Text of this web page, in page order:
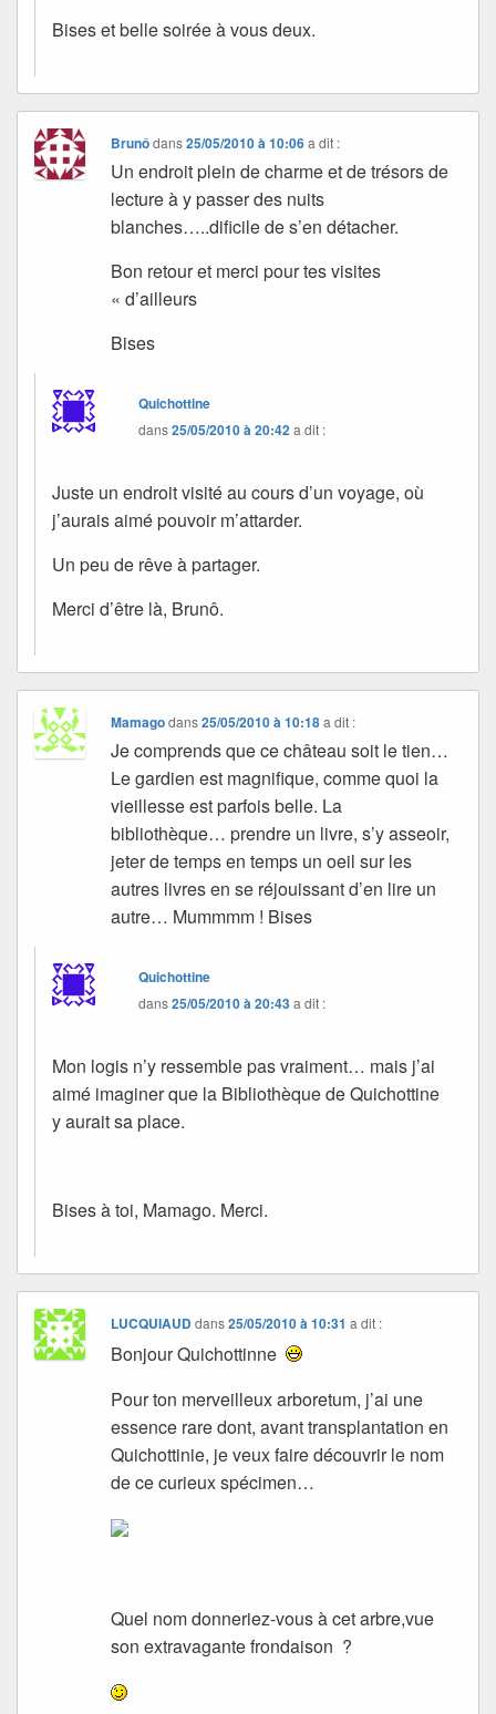
Bises et belle soirée à vous deux.
Brunôdans25/05/2010 à 10:06 a dit :
Un endroit plein de charme et de trésors de
lecture à y passer des nuits
blanches…..dificile de s’en détacher.
Bon retour et merci pour tes visites
« d’ailleurs
Bises
Quichottine
dans25/05/2010 à 20:42a dit :
Juste un endroit visité au cours d’un voyage, où
j’aurais aimé pouvoir m’attarder.
Un peu de rêve à partager.
Merci d’être là, Brunô.
Mamagodans25/05/2010 à 10:18 a dit :
Je comprends que ce château soit le tien…
Le gardien est magnifique, comme quoi la
vieillesse est parfois belle. La
bibliothèque… prendre un livre, s’y asseoir,
jeter de temps en temps un oeil sur les
autres livres en se réjouissant d’en lire un
autre… Mummmm ! Bises
Quichottine
dans25/05/2010 à 20:43a dit :
Mon logis n’y ressemble pas vraiment… mais j’ai
aimé imaginer que la Bibliothèque de Quichottine
y aurait sa place.
Bises à toi, Mamago. Merci.
LUCQUIAUDdans25/05/2010 à 10:31 a dit :
Bonjour Quichottinne
Pour ton merveilleux arboretum, j’ai une
essence rare dont, avant transplantation en
Quichottinie, je veux faire découvrir le nom
de ce curieux spécimen…
Quel nom donneriez-vous à cet arbre,vue
son extravagante frondaison ?